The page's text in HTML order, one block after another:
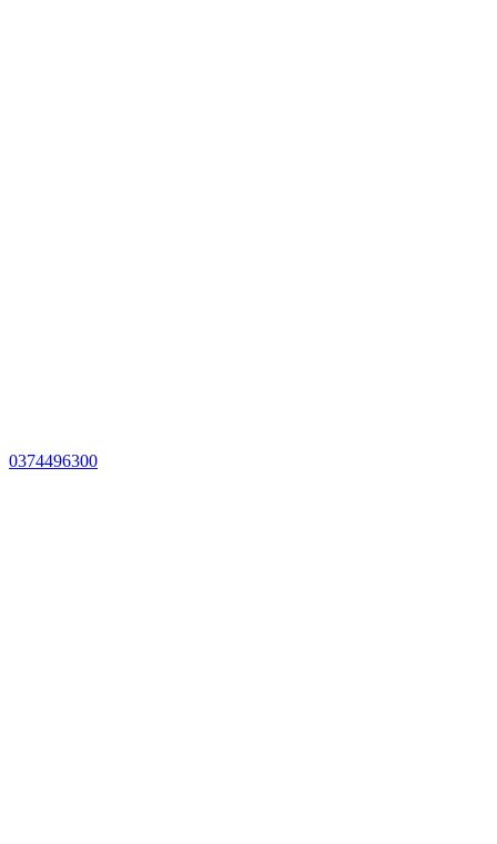
0374496300